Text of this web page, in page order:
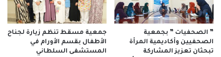
” الصحفيات ” بجمعية
الصحفيين وأكاديمية المرأة
تبحثان تعزيز المشاركة
جمعية مسقط تنظم زيارة لجناح
الأطفال بقسم الأورام في
المستشفى السلطاني